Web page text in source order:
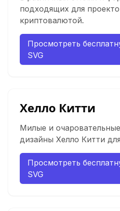
подходящих для
криптовалютой.
Просмотреть
SVG
Хелло Китти
Милые и
дизайны Хелло Китти
Просмотреть
SVG